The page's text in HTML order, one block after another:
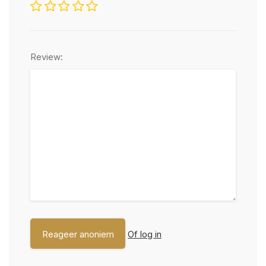
Review:
Of log in